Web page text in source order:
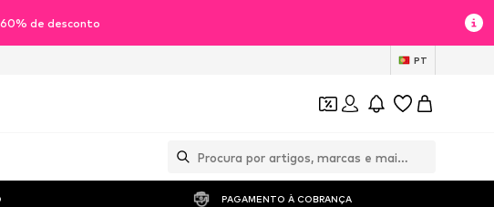
de desconto
PT
PAGAMENTO À COBRANÇA